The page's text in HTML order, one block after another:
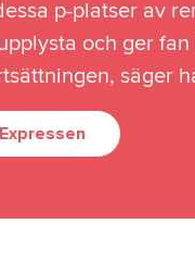
p-platser av
och ger
säger